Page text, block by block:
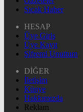
Sıcak Haber
HESAP
Üye Giriş
Üye Kayıt
Şifremi Unuttum
DİĞER
İletişim
Künye
Hakkımızda
Reklam